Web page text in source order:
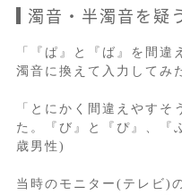
濁音・半濁音を疑
「『ぱ』と『ば』を間
濁音に換えて入力してみ
「とにかく間違えやす
た。『び』と『ぴ』、『
歳男性)
当時のモニター(テレビ)